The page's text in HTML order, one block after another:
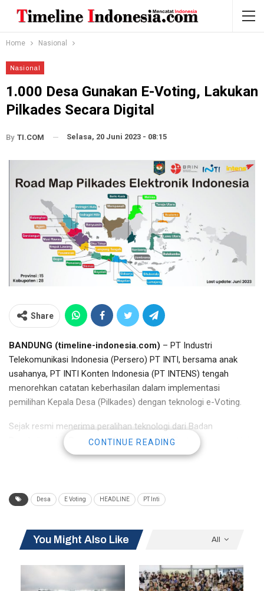
Home Nasional
Nasional
1.000 Desa Gunakan E-Voting, Lakukan
Pilkades Secara Digital
By TI.COM Selasa, 20 Juni 2023 - 08:15
Share
BANDUNG (timeline-indonesia.com) – PT Industri
Telekomunikasi Indonesia (Persero) PT INTI, bersama anak
usahanya, PT INTI Konten Indonesia (PT INTENS) tengah
menorehkan catatan keberhasilan dalam implementasi
pemilihan Kepala Desa (Pilkades) dengan teknologi e-Voting.
Sejak resmi menerima peralihan teknologi dari Badan
Pengkajian dan Penerapan Teknologi (BPPT) atau yang saat ini
dikenal dengan Badan Riset dan Inovasi Nasional (BRIN) pada
menjadi mitra pemerintah dalam menyelenggarakan e-Voting
Pilkades, bahkan pemilihan kepala daerah di masa mendatang,”
ungkap Vice President Corporate Secretary Delvia Damayanti,
Kamis (15/06).
CONTINUE READING
Desa E Voting HEADLINE PT Inti
All
You Might Also Like